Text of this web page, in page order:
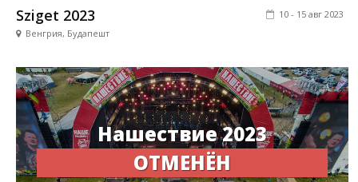
Sziget 2023
Венгрия, Будапешт
10 - 15 авг 2023
Нашествие 2023
ОТМЕНЁН